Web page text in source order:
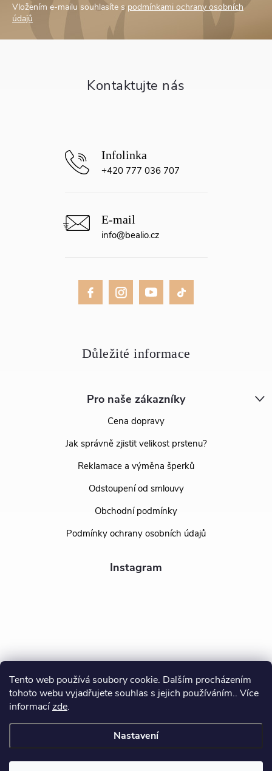
Tento web používá soubory cookie. Dalším procházením
tohoto webu vyjadřujete souhlas s jejich používáním.. Více
informacízde.
Nastavení
pVložením e-mailu souhlasíte s podmínkami ochrany osobních
údajů
Pro naše zákazníky
Cena dopravy
Jak správně zjistit velikost prstenu?
Reklamace a výměna šperků
Odstoupení od smlouvy
Obchodní podmínky
Podmínky ochrany osobních údajů
Instagram
Sledovat na Instagramu
info@bealio.cz
+420 777 036 707